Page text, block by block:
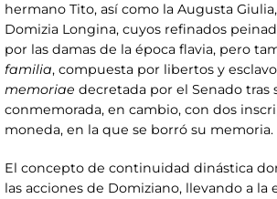
hermano Tito, así como la Augusta
Domizia Longina, cuyos refinados
por las damas de la época flavia, pero
familia, compuesta por libertos y
memoriae decretada por el Senado tras
conmemorada, en cambio, con dos
moneda, en la que se borró su memoria.
El concepto de continuidad dinástica
las acciones de Domiziano, llevando a la